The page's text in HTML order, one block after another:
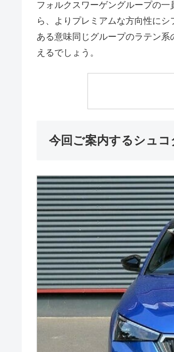
フォルクスワーゲングループの
ら、よりプレミアムな方向性にシ
ある意味同じグループのラテン
えるでしょう。
今回ご案内するシュ